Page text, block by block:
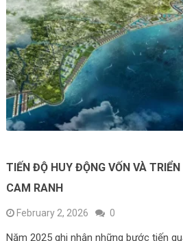
TIẾN ĐỘ HUY ĐỘNG VỐN VÀ
CAM RANH
February 2, 2026 0
Năm 2025 ghi nhận những bước tiến